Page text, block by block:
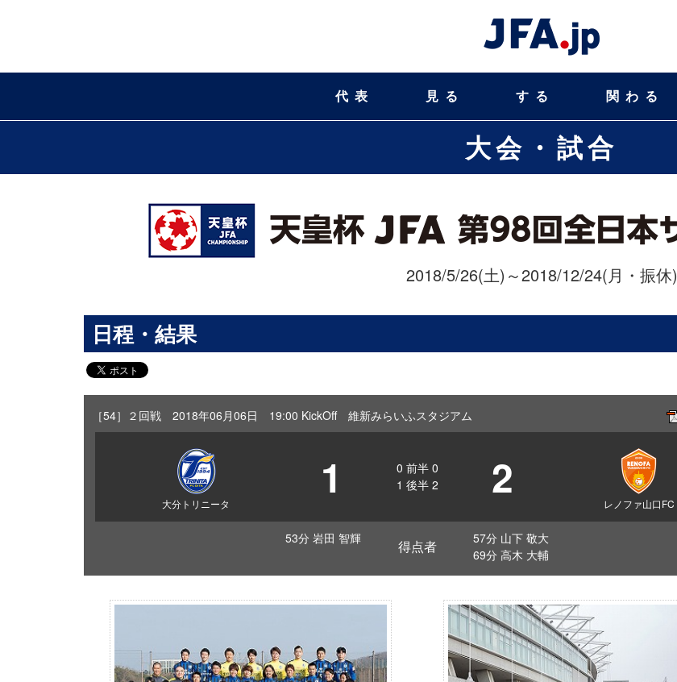
代表 見る する 関わる
大会・試合
2018/5/26(土)～2018/12/24(月・振休)
日程・結果
［54］２回戦 2018年06月06日 19:00 KickOff 維新みらいふスタジアム
大分トリニータ 1 0 前半 0
1 後半 2 2 レノファ山口FC
53分 岩田 智輝 得点者
57分 山下 敬大
69分 高木 大輔